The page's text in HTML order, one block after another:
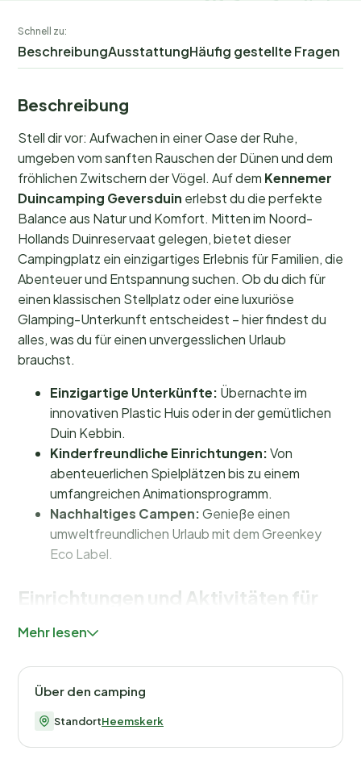
Schnell zu:
BeschreibungAusstattungHäufig gestellte Fragen
Beschreibung
Stell dir vor: Aufwachen in einer Oase der Ruhe,
umgeben vom sanften Rauschen der Dünen und dem
fröhlichen Zwitschern der Vögel. Auf dem Kennemer
Duincamping Geversduin erlebst du die perfekte
Balance aus Natur und Komfort. Mitten im Noord-
Hollands Duinreservaat gelegen, bietet dieser
Campingplatz ein einzigartiges Erlebnis für Familien, die
Abenteuer und Entspannung suchen. Ob du dich für
einen klassischen Stellplatz oder eine luxuriöse
Glamping-Unterkunft entscheidest – hier findest du
alles, was du für einen unvergesslichen Urlaub
brauchst.
Einzigartige Unterkünfte: Übernachte im
innovativen Plastic Huis oder in der gemütlichen
Duin Kebbin.
Kinderfreundliche Einrichtungen:Von
abenteuerlichen Spielplätzen bis zu einem
umfangreichen Animationsprogramm.
Nachhaltiges Campen:Genieße einen
umweltfreundlichen Urlaub mit dem Greenkey
Eco Label.
Einrichtungen und Aktivitäten für
Jung und Alt
immer etwas zu erleben. Auch ohne Schwimmbad
bietet der Campingplatz eine Vielzahl an Einrichtungen,
die deinen Urlaub unvergesslich machen. Kinder
können sich auf den verschiedenen
Mehr lesen
Über den camping
StandortHeemskerk